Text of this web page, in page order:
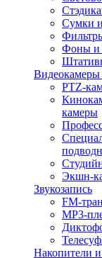
Сумки
Фоны и
Видеокамеры
PTZ-
камеры
Экшн-
Звукозапись
FM-
MP3-
Накопители